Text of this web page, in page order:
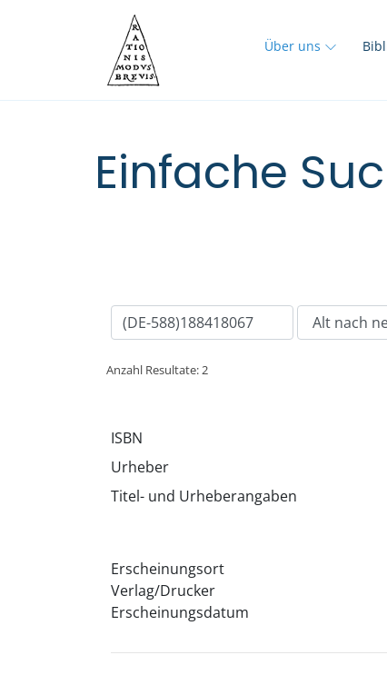
Über uns
Einfache
Anzahl Resultate: 2
ISBN
Urheber
Titel- und Urheberangaben
Erscheinungsort
Verlag/Drucker
Erscheinungsdatum